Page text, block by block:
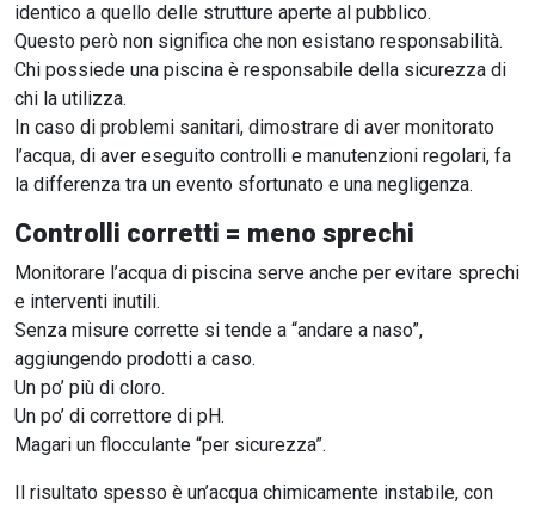
identico a quello delle strutture aperte al pubblico.
Questo però non significa che non esistano responsabilità.
Chi possiede una piscina è responsabile della sicurezza di
chi la utilizza.
In caso di problemi sanitari, dimostrare di aver monitorato
l’acqua, di aver eseguito controlli e manutenzioni regolari, fa
la differenza tra un evento sfortunato e una negligenza.
Controlli corretti = meno sprechi
Monitorare l’acqua di piscina serve anche per evitare sprechi
e interventi inutili.
Senza misure corrette si tende a “andare a naso”,
aggiungendo prodotti a caso.
Un po’ più di cloro.
Un po’ di correttore di pH.
Magari un flocculante “per sicurezza”.
Il risultato spesso è un’acqua chimicamente instabile, con